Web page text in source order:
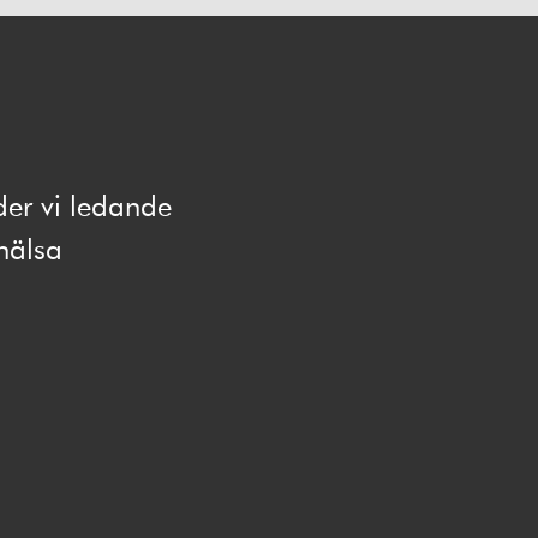
vi ledande